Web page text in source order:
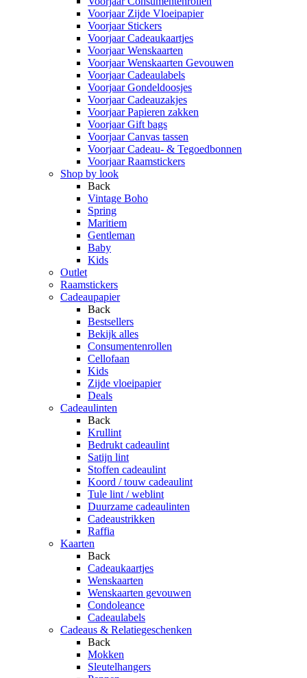
Voorjaar Zijde Vloeipapier
Voorjaar Stickers
Voorjaar Cadeaukaartjes
Voorjaar Wenskaarten
Voorjaar Wenskaarten Gevouwen
Voorjaar Cadeaulabels
Voorjaar Gondeldoosjes
Voorjaar Cadeauzakjes
Voorjaar Papieren zakken
Voorjaar Gift bags
Voorjaar Canvas tassen
Voorjaar Cadeau- & Tegoedbonnen
Voorjaar Raamstickers
Shop by look
Back
Vintage Boho
Spring
Maritiem
Gentleman
Baby
Kids
Outlet
Raamstickers
Cadeaupapier
Back
Bestsellers
Bekijk alles
Consumentenrollen
Cellofaan
Kids
Zijde vloeipapier
Deals
Cadeaulinten
Back
Krullint
Bedrukt cadeaulint
Satijn lint
Stoffen cadeaulint
Koord / touw cadeaulint
Tule lint / weblint
Duurzame cadeaulinten
Cadeaustrikken
Raffia
Kaarten
Back
Cadeaukaartjes
Wenskaarten
Wenskaarten gevouwen
Condoleance
Cadeaulabels
Cadeaus & Relatiegeschenken
Back
Mokken
Sleutelhangers